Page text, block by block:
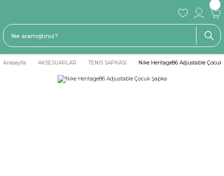
Anasayfa AKSESUARLAR TENIS SAPKASI Nike Heritage86 Adjustable Çocuk